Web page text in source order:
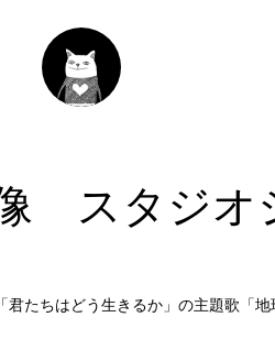
スタジオ
君たちはどう生きるか」の主題歌「地